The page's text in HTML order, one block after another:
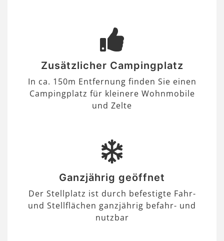
Zusätzlicher Campingplatz
In ca. 150m Entfernung finden Sie einen
Campingplatz für kleinere Wohnmobile
und Zelte
Ganzjährig geöffnet
Der Stellplatz ist durch befestigte Fahr-
und Stellflächen ganzjährig befahr- und
nutzbar